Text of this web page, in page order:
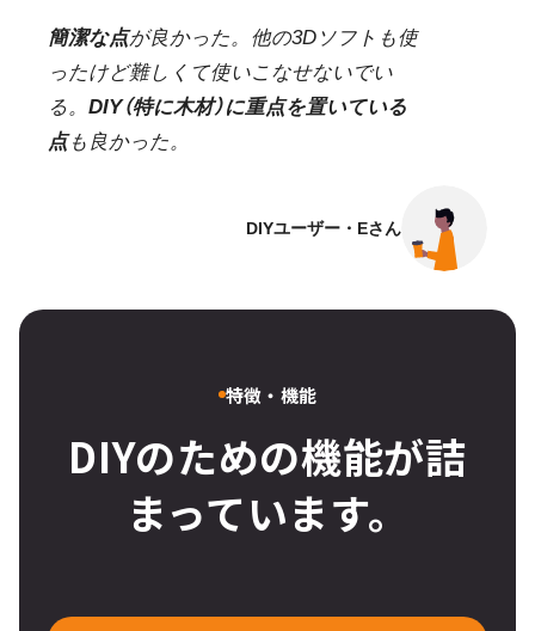
簡潔な点が良かった。他の3Dソフトも使
ったけど難しくて使いこなせないでい
る。 DIY（特に木材）に重点を置いている
点も良かった。
DIYユーザー・Eさん
特徴・機能
DIYのための機能が詰
まっています。